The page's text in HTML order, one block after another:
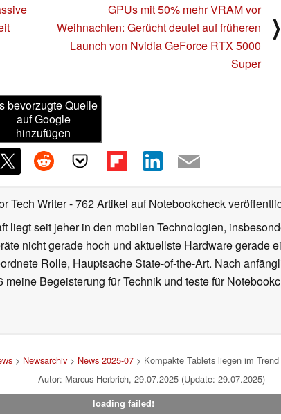
GPUs mit 50% mehr VRAM vor
Weihnachten: Gerücht deutet auf früheren
Launch von Nvidia GeForce RTX 5000
Super
⟩
bevorzugte Quelle
auf Google
hinzufügen
Tech Writer- 762 Artikel auf Notebookcheck
liegt seit jeher in den mobilen Technologien,
nicht gerade hoch und aktuellste Hardware gerade
Rolle, Hauptsache State-of-the-Art. Nach
Begeisterung für Technik und teste für
> Newsarchiv > News 2025-07 > Kompakte Tablets liegen im
Autor: Marcus Herbrich, 29.07.2025 (Update: 29.07.2025)
loading failed!